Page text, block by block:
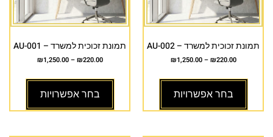
תמונת זכוכית למשרד – AU-002
₪220.00
–
₪1,250.00
בחר אפשרויות
תמונת זכוכית למשרד – AU-001
₪220.00
–
₪1,250.00
בחר אפשרויות